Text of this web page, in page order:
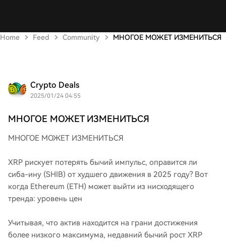
Home Feed Community МНОГОЕ МОЖЕТ ИЗМЕНИТЬСЯ
Crypto Deals
2025/01/24 04:55
МНОГОЕ МОЖЕТ ИЗМЕНИТЬСЯ
МНОГОЕ МОЖЕТ ИЗМЕНИТЬСЯ
XRP рискует потерять бычий импульс, оправится ли
сиба-ину (SHIB) от худшего движения в 2025 году? Вот
когда Ethereum (ETH) может выйти из нисходящего
тренда: уровень цен
Учитывая, что актив находится на грани достижения
более низкого максимума, недавний бычий рост XRP